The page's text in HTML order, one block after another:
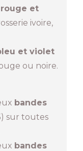
et
ivoire,
et violet
ou noire.
bandes
sur toutes
bandes